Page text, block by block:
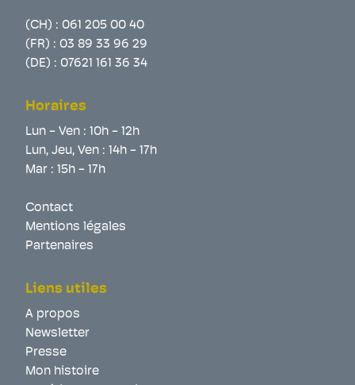
(CH) : 061 205 00 40
(FR) : 03 89 33 96 29
(DE) : 07621 161 36 34
Horaires
Lun - Ven : 10h - 12h
Lun, Jeu, Ven : 14h - 17h
Mar : 15h - 17h
Contact
Mentions légales
Partenaires
Liens utiles
A propos
Newsletter
Presse
Mon histoire